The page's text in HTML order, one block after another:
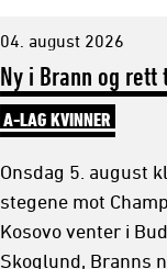
04. august 2026
Ny i Brann og
A-LAG KVINNER
Onsdag 5. august
stegene mot
Kosovo venter i
Skoglund, Branns